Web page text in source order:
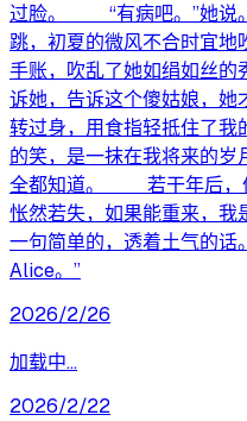
过脸。 “有病吧。”她
跳，初夏的微风不合时宜地
手账，吹乱了她如绢如丝的
诉她，告诉这个傻姑娘，
转过身，用食指轻抵住了
的笑，是一抹在我将来的
全都知道。 若干年后，
怅然若失，如果能重来，我
一句简单的，透着土气的
Alice。”
2026/2/26
加载中...
2026/2/22